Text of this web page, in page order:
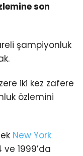
son
şampiyonluk
iki kez zafere
özlemini
New York
ve 1999’da